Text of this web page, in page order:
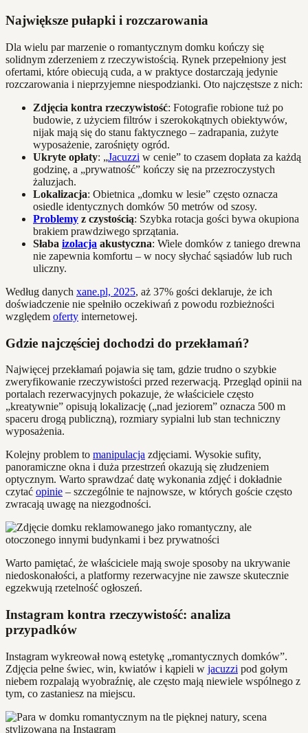
Największe pułapki i rozczarowania
Dla wielu par marzenie o romantycznym domku kończy się
solidnym zderzeniem z rzeczywistością. Rynek przepełniony jest
ofertami, które obiecują cuda, a w praktyce dostarczają jedynie
rozczarowania i nieprzyjemne niespodzianki. Oto najczęstsze z nich:
Zdjęcia kontra rzeczywistość: Fotografie robione tuż po
budowie, z użyciem filtrów i szerokokątnych obiektywów,
nijak mają się do stanu faktycznego – zadrapania, zużyte
wyposażenie, zarośnięty ogród.
Ukryte opłaty: „Jacuzzi w cenie” to czasem dopłata za każdą
godzinę, a „prywatność” kończy się na przezroczystych
żaluzjach.
Lokalizacja: Obietnica „domku w lesie” często oznacza
osiedle identycznych domków 50 metrów od szosy.
Problemy z czystością: Szybka rotacja gości bywa okupiona
brakiem prawdziwego sprzątania.
Słaba izolacja akustyczna: Wiele domków z taniego drewna
nie zapewnia komfortu – w nocy słychać sąsiadów lub ruch
uliczny.
Według danych xane.pl, 2025, aż 37% gości deklaruje, że ich
doświadczenie nie spełniło oczekiwań z powodu rozbieżności
względem oferty internetowej.
Gdzie najczęściej dochodzi do przekłamań?
Najwięcej przekłamań pojawia się tam, gdzie trudno o szybkie
zweryfikowanie rzeczywistości przed rezerwacją. Przegląd opinii na
portalach rezerwacyjnych pokazuje, że właściciele często
„kreatywnie” opisują lokalizację („nad jeziorem” oznacza 500 m
spaceru drogą publiczną), rozmiary sypialni lub stan techniczny
wyposażenia.
Kolejny problem to manipulacja zdjęciami. Wysokie sufity,
panoramiczne okna i duża przestrzeń okazują się złudzeniem
optycznym. Warto sprawdzać datę wykonania zdjęć i dokładnie
czytać opinie – szczególnie te najnowsze, w których goście często
zwracają uwagę na niezgodności.
Warto pamiętać, że właściciele mają swoje sposoby na ukrywanie
niedoskonałości, a platformy rezerwacyjne nie zawsze skutecznie
egzekwują rzetelność ogłoszeń.
Instagram kontra rzeczywistość: analiza
przypadków
Instagram wykreował nową estetykę „romantycznych domków”.
Zdjęcia pełne świec, win, kwiatów i kąpieli w jacuzzi pod gołym
niebem rozpalają wyobraźnię, ale często mają niewiele wspólnego z
tym, co zastaniesz na miejscu.